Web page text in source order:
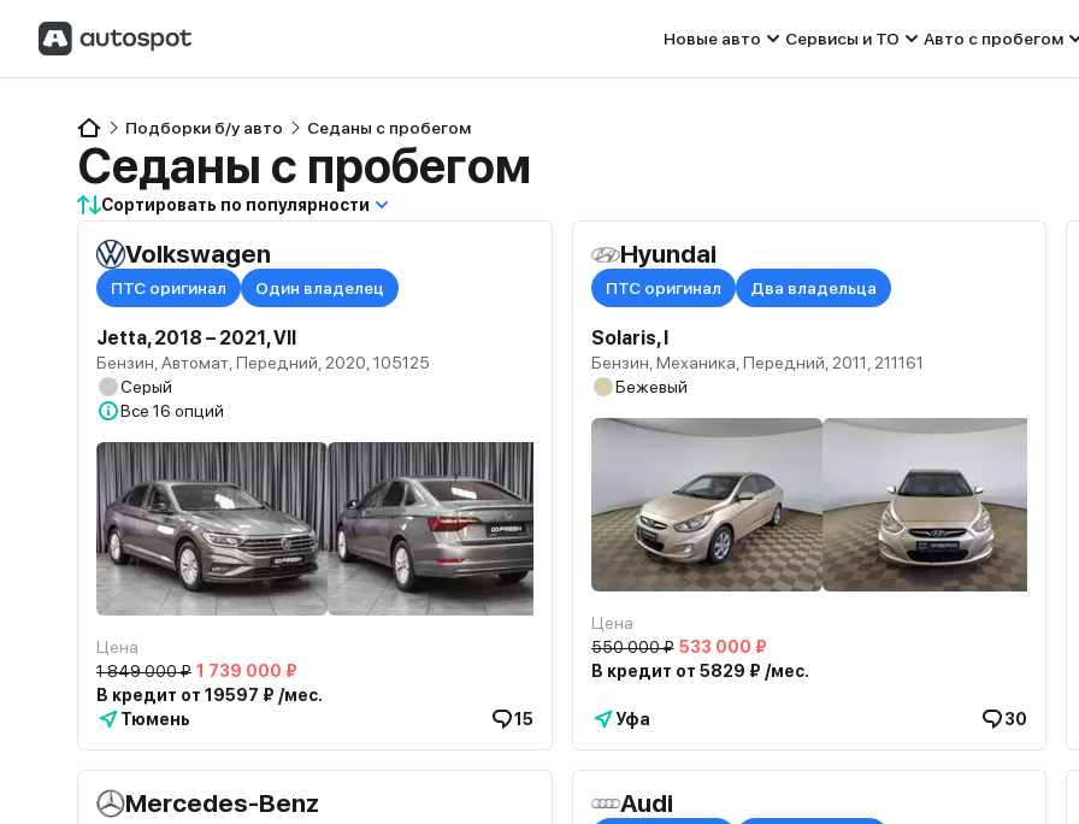
Новые авто Сервисы и ТО Авто с пробегом
Подборки б/у авто Седаны с пробегом
Седаны с пробегом
Сортировать по популярности
Volkswagen
ПТС оригинал Один владелец
Jetta, 2018 – 2021, VII
Бензин, Автомат, Передний, 2020, 105125
Серый
Все 16 опций
Цена
1 849 000 ₽ 1 739 000 ₽
В кредит от 19597 ₽ /мес.
Тюмень
15
Hyundai
ПТС оригинал Два владельца
Solaris, I
Бензин, Механика, Передний, 2011, 211161
Бежевый
Цена
550 000 ₽ 533 000 ₽
В кредит от 5829 ₽ /мес.
Уфа 30
Mercedes-Benz Audi